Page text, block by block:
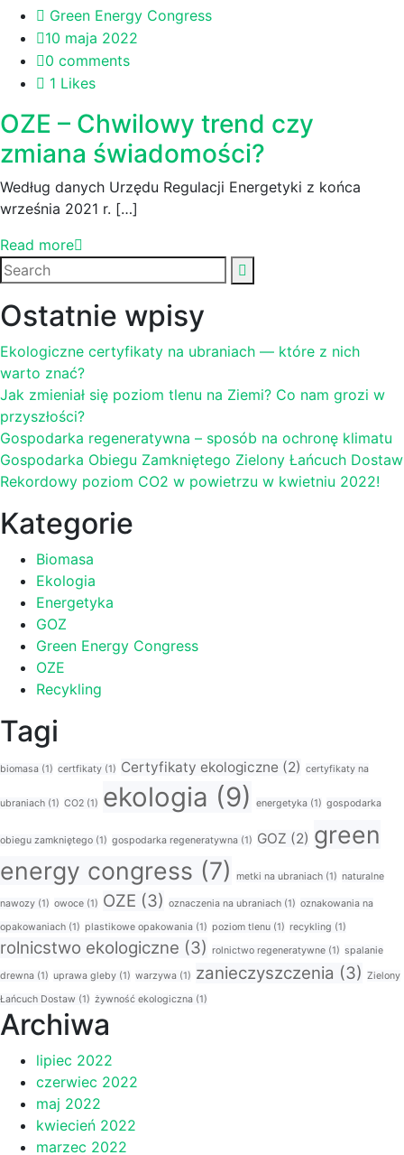
Green Energy Congress
10 maja 2022
0 comments
1 Likes
OZE – Chwilowy trend czy
zmiana świadomości?
Według danych Urzędu Regulacji Energetyki z końca
września 2021 r. […]
Read more
Ostatnie wpisy
Ekologiczne certyfikaty na ubraniach — które z nich
warto znać?
Jak zmieniał się poziom tlenu na Ziemi? Co nam grozi w
przyszłości?
Gospodarka regeneratywna – sposób na ochronę klimatu
Gospodarka Obiegu Zamkniętego Zielony Łańcuch Dostaw
Rekordowy poziom CO2 w powietrzu w kwietniu 2022!
Kategorie
Biomasa
Ekologia
Energetyka
GOZ
Green Energy Congress
OZE
Recykling
Tagi
biomasa (1) certfikaty (1) Certyfikaty ekologiczne (2) certyfikaty na
ubraniach (1) CO2 (1) ekologia (9) energetyka (1) gospodarka
obiegu zamkniętego (1) gospodarka regeneratywna (1) GOZ (2) green
energy congress (7) metki na ubraniach (1) naturalne
nawozy (1) owoce (1) OZE (3) oznaczenia na ubraniach (1) oznakowania na
opakowaniach (1) plastikowe opakowania (1) poziom tlenu (1) recykling (1)
rolnicstwo ekologiczne (3) rolnictwo regeneratywne (1) spalanie
drewna (1) uprawa gleby (1) warzywa (1) zanieczyszczenia (3) Zielony
Łańcuch Dostaw (1) żywność ekologiczna (1)
Archiwa
lipiec 2022
czerwiec 2022
maj 2022
kwiecień 2022
marzec 2022